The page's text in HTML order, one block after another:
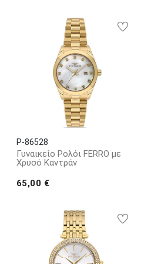
P-86528
Γυναικείο Ρολόι FERRO με
Χρυσό Καντράν
65,00 €